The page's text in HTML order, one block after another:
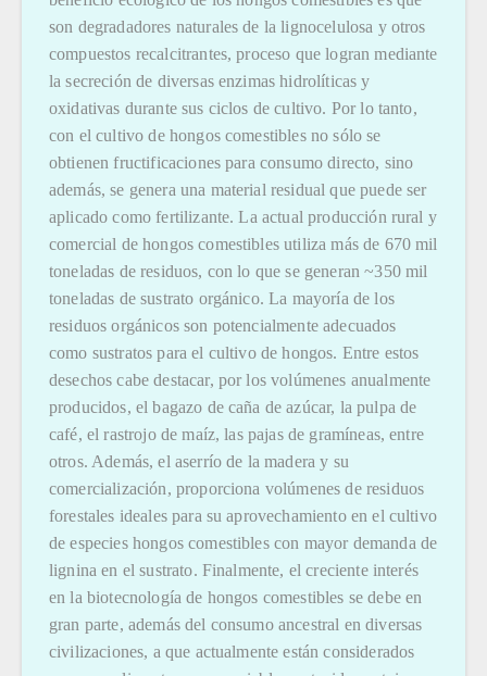
son degradadores naturales de la lignocelulosa y otros
compuestos recalcitrantes, proceso que logran mediante
la secreción de diversas enzimas hidrolíticas y
oxidativas durante sus ciclos de cultivo. Por lo tanto,
con el cultivo de hongos comestibles no sólo se
obtienen fructificaciones para consumo directo, sino
además, se genera una material residual que puede ser
aplicado como fertilizante. La actual producción rural y
comercial de hongos comestibles utiliza más de 670 mil
toneladas de residuos, con lo que se generan ~350 mil
toneladas de sustrato orgánico. La mayoría de los
residuos orgánicos son potencialmente adecuados
como sustratos para el cultivo de hongos. Entre estos
desechos cabe destacar, por los volúmenes anualmente
producidos, el bagazo de caña de azúcar, la pulpa de
café, el rastrojo de maíz, las pajas de gramíneas, entre
otros. Además, el aserrío de la madera y su
comercialización, proporciona volúmenes de residuos
forestales ideales para su aprovechamiento en el cultivo
de especies hongos comestibles con mayor demanda de
lignina en el sustrato. Finalmente, el creciente interés
en la biotecnología de hongos comestibles se debe en
gran parte, además del consumo ancestral en diversas
civilizaciones, a que actualmente están considerados